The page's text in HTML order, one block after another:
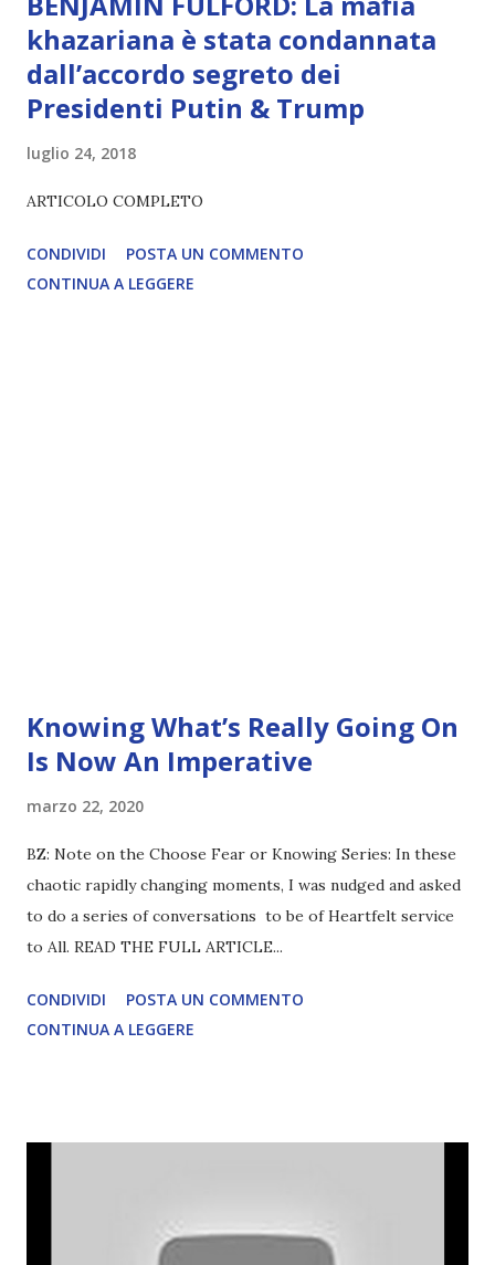
khazariana è stata condannata
dall’accordo segreto dei
Presidenti Putin & Trump
luglio 24, 2018
ARTICOLO COMPLETO
CONDIVIDI
POSTA UN COMMENTO
CONTINUA A LEGGERE
Knowing What’s Really Going On
Is Now An Imperative
marzo 22, 2020
BZ: Note on the Choose Fear or Knowing Series: In these
chaotic rapidly changing moments, I was nudged and asked
to do a series of conversations to be of Heartfelt service
to All. READ THE FULL ARTICLE...
CONDIVIDI
POSTA UN COMMENTO
CONTINUA A LEGGERE